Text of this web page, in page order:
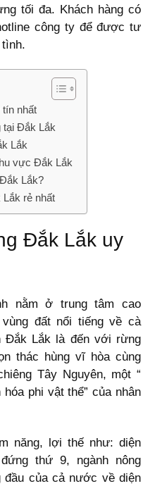
tối đa. Khách hàng có
công ty để được tư
nhất
tại Đắk Lắk
Lắk
vực Đắk Lắk
Lắk?
Lắk rẻ nhất
Đắk Lắk uy
nằm ở trung tâm cao
đất nổi tiếng về cà
Đắk Lắk là đến với rừng
thác hùng vĩ hòa cùng
Tây Nguyên, một “
phi vật thể” của nhân
năng, lợi thế như: diện
thứ 9, ngành nông
đầu của cả nước về diện